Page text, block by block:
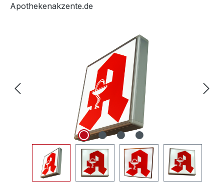
Apothekenakzente.de